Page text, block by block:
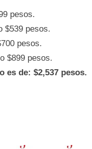
pesos.
$539 pesos.
pesos.
$899 pesos.
es de: $2,537 pesos.